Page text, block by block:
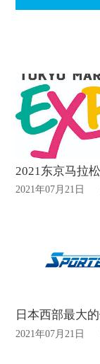
2021年07月21日
2021年07月21日